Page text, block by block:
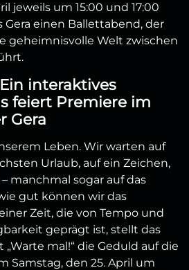
jeweils um 15:00 und 17:00
Gera einen Ballettabend, der
geheimnisvolle Welt zwischen
interaktives
feiert Premiere im
Gera
Leben. Wir warten auf
Urlaub, auf ein Zeichen,
manchmal sogar auf das
gut können wir das
Zeit, die von Tempo und
geprägt ist, stellt das
mal!“ die Geduld auf die
Samstag, den 25. April um